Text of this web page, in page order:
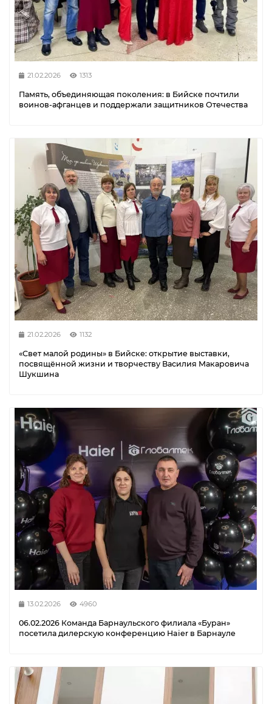
21.02.2026 1313
Память, объединяющая поколения: в Бийске почтили
воинов-афганцев и поддержали защитников Отечества
21.02.2026 1132
«Свет малой родины» в Бийске: открытие выставки,
посвящённой жизни и творчеству Василия Макаровича
Шукшина
13.02.2026 4960
06.02.2026 Команда Барнаульского филиала «Буран»
посетила дилерскую конференцию Haier в Барнауле